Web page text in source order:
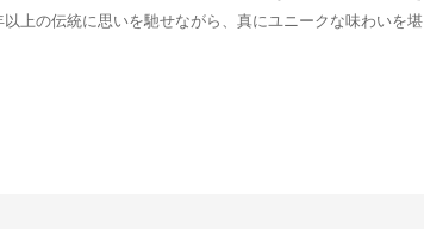
上の伝統に思いを馳せながら、真にユニークな味わいを堪